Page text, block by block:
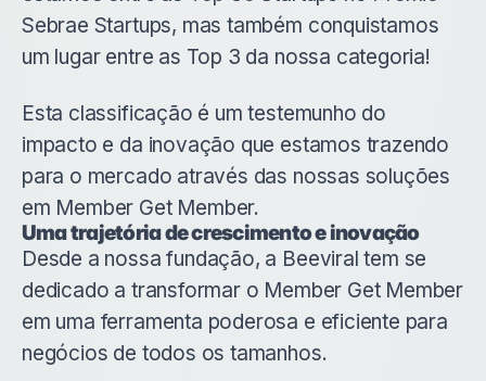
Sebrae Startups, mas também conquistamos
um lugar entre as Top 3 da nossa categoria!
Esta classificação é um testemunho do
impacto e da inovação que estamos trazendo
para o mercado através das nossas soluções
em Member Get Member.
Uma trajetória de crescimento e inovação
Desde a nossa fundação, a Beeviral tem se
dedicado a transformar o Member Get Member
em uma ferramenta poderosa e eficiente para
negócios de todos os tamanhos.